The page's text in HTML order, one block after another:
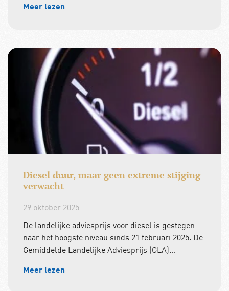
Meer lezen
Diesel duur, maar geen extreme stijging
verwacht
29 oktober 2025
De landelijke adviesprijs voor diesel is gestegen
naar het hoogste niveau sinds 21 februari 2025. De
Gemiddelde Landelijke Adviesprijs (GLA)…
Meer lezen